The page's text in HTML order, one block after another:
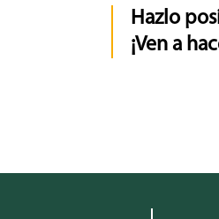
Hazlo
¡Ven a